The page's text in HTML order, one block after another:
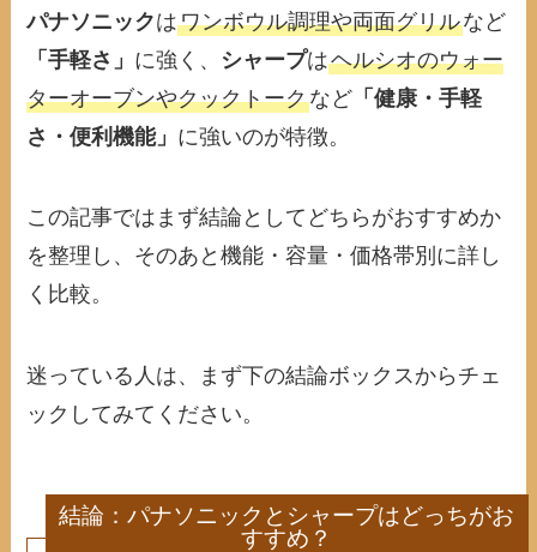
パナソニックはワンボウル調理や両面グリルなど
「手軽さ」 に強く、 シャープはヘルシオのウォー
ターオーブンやクックトークなど 「健康・手軽
さ・便利機能」 に強いのが特徴。
この記事ではまず結論としてどちらがおすすめか
を整理し、そのあと機能・容量・価格帯別に詳し
く比較。
迷っている人は、まず下の結論ボックスからチェ
ックしてみてください。
結論：パナソニックとシャープはどっちがお
すすめ？